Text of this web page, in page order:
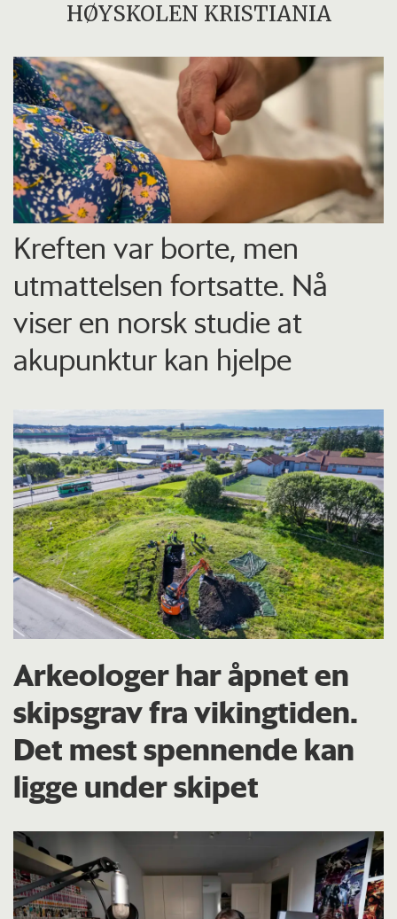
HØYSKOLEN KRISTIANIA
Kreften var borte, men
utmattelsen fortsatte. Nå
viser en norsk studie at
akupunktur kan hjelpe
Arkeologer har åpnet en
skipsgrav fra vikingtiden.
Det mest spennende kan
ligge under skipet